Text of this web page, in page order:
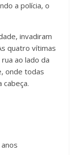
a polícia, o
invadiram
quatro vítimas
ao lado da
onde todas
cabeça.